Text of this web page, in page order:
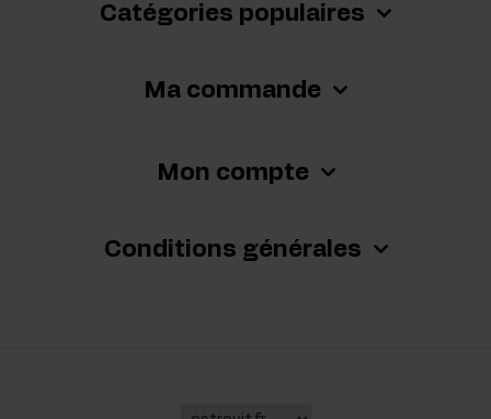
Catégories populaires
Ma commande
Mon compte
Conditions générales